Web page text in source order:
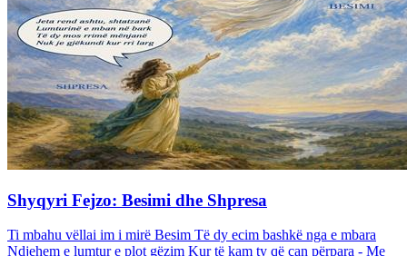
Shyqyri Fejzo: Besimi dhe Shpresa
Ti mbahu vëllai im i mirë Besim Të dy ecim bashkë nga e mbara
Ndjehem e lumtur e plot gëzim Kur të kam ty që çan përpara - Me